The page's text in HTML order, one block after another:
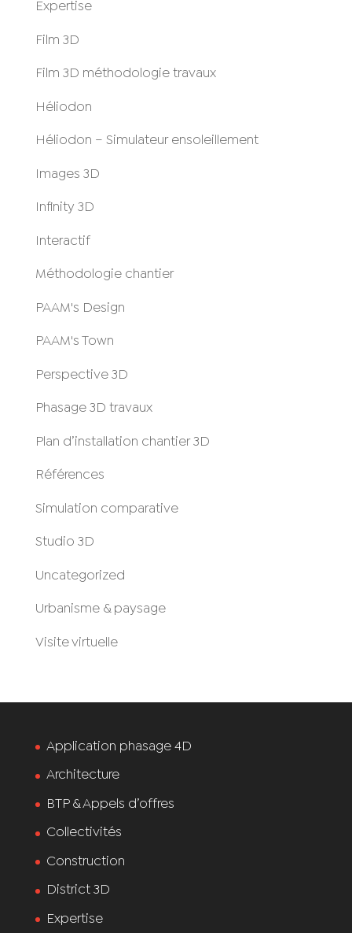
Expertise
Film 3D
Film 3D méthodologie travaux
Héliodon
Héliodon – Simulateur ensoleillement
Images 3D
Infinity 3D
Interactif
Méthodologie chantier
PAAM's Design
PAAM's Town
Perspective 3D
Phasage 3D travaux
Plan d’installation chantier 3D
Références
Simulation comparative
Studio 3D
Uncategorized
Urbanisme & paysage
Visite virtuelle
Application phasage 4D
Architecture
BTP & Appels d’offres
Collectivités
Construction
District 3D
Expertise